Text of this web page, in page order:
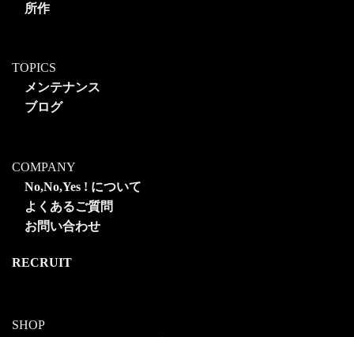
所作
TOPICS
メンテナンス
ブログ
COMPANY
No,No,Yes ! について
よくあるご質問
お問い合わせ
RECRUIT
SHOP